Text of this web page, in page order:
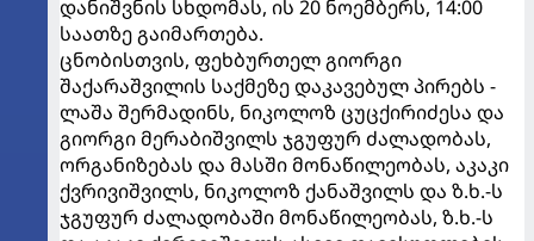
დანიშვნის სხდომას, ის 20 ნოემბერს, 14:00
საათზე გაიმართება.
ცნობისთვის, ფეხბურთელ გიორგი
შაქარაშვილის საქმეზე დაკავებულ პირებს -
ლაშა შერმადინს, ნიკოლოზ ცუცქირიძესა და
გიორგი მერაბიშვილს ჯგუფურ ძალადობას,
ორგანიზებას და მასში მონაწილეობას, აკაკი
ქვრივიშვილს, ნიკოლოზ ქანაშვილს და ზ.ხ.-ს
ჯგუფურ ძალადობაში მონაწილეობას, ზ.ხ.-ს